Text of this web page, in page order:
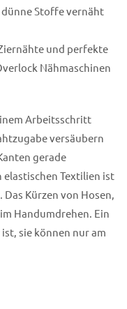
Stoffe vernäht
und perfekte
Nähmaschinen
Arbeitsschritt
versäubern
gerade
elastischen Textilien ist
Das Kürzen von Hosen,
Handumdrehen. Ein
sie können nur am